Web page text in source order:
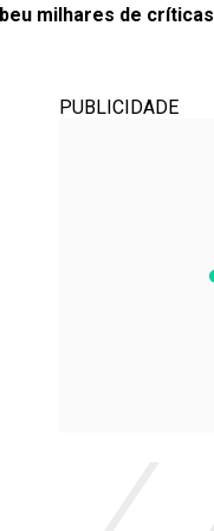
milhares de críticas
PUBLICIDADE